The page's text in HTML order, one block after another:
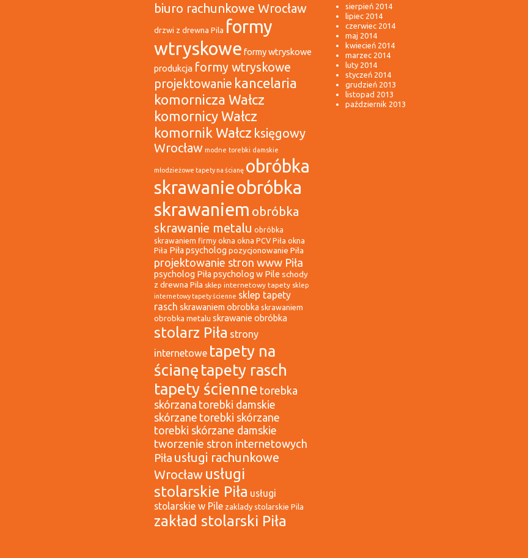
biuro rachunkowe Wrocław
drzwi z drewna Pila formy
wtryskowe formy wtryskowe
produkcja formy wtryskowe
projektowanie kancelaria
komornicza Wałcz
komornicy Wałcz
komornik Wałcz księgowy
Wrocław modne torebki damskie
młodzieżowe tapety na ścianę obróbka
skrawanieobróbka
skrawaniem obróbka
skrawanie metalu obróbka
skrawaniem firmy okna okna PCV Piła okna
Piła Piła psycholog pozycjonowanie Piła
projektowanie stron www Piła
psycholog Piła psycholog w Pile schody
z drewna Pila sklep internetowy tapety sklep
internetowy tapety ścienne sklep tapety
rasch skrawaniem obrobka skrawaniem
obrobka metalu skrawanie obróbka
stolarz Piła strony
internetowe tapety na
ścianę tapety rasch
tapety ścienne torebka
skórzana torebki damskie
skórzane torebki skórzane
torebki skórzane damskie
tworzenie stron internetowych
Piła usługi rachunkowe
Wrocław usługi
stolarskie Piła usługi
stolarskie w Pile zaklady stolarskie Pila
zakład stolarski Piła
sierpień 2014
lipiec 2014
czerwiec 2014
maj 2014
kwiecień 2014
marzec 2014
luty 2014
styczeń 2014
grudzień 2013
listopad 2013
październik 2013